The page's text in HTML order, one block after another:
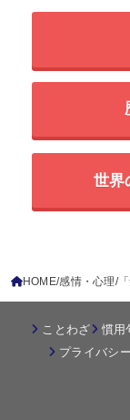
世界
HOME 感情・心理
ことわざ 慣用
プライバシ